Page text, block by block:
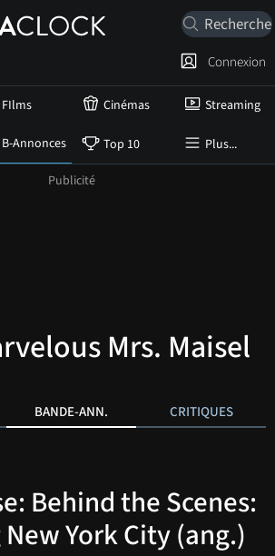
FIlms Cinémas Streaming
B-Annonces Top 10 Plus...
Connexion
Mrs. Maisel
BANDE-ANN. CRITIQUES
Behind the Scenes:
York City (ang.)